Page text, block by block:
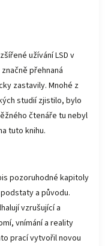
užívání LSD v
přehnaná
zastavily. Mnohé z
studií zjistilo, bylo
čtenáře tu nebyl
tuto knihu.
pozoruhodné kapitoly
a původu.
vzrušující a
vnímání a reality
prací vytvořil novou